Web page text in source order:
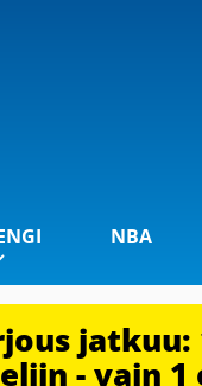
NBA
- vain